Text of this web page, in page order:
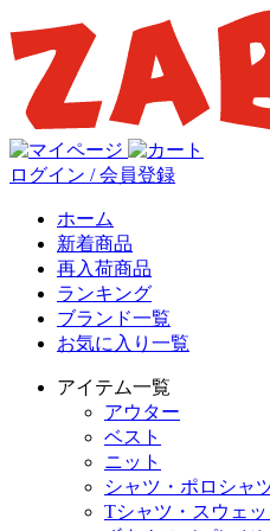
ログイン / 会員登録
ホーム
新着商品
再入荷商品
ランキング
ブランド一覧
お気に入り一覧
アイテム一覧
アウター
ベスト
ニット
シャツ・ポロシャ
Tシャツ・スウェ